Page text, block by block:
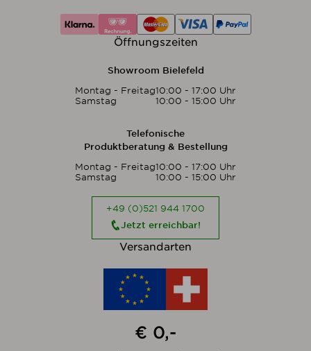
Öffnungszeiten
Showroom Bielefeld
Montag - Freitag10:00 - 17:00 Uhr
Samstag
10:00 - 15:00 Uhr
Telefonische
Produktberatung & Bestellung
Montag - Freitag10:00 - 17:00 Uhr
Samstag
10:00 - 15:00 Uhr
+49 (0)521 944 1700
Jetzt erreichbar!
Versandarten
€ 0,-